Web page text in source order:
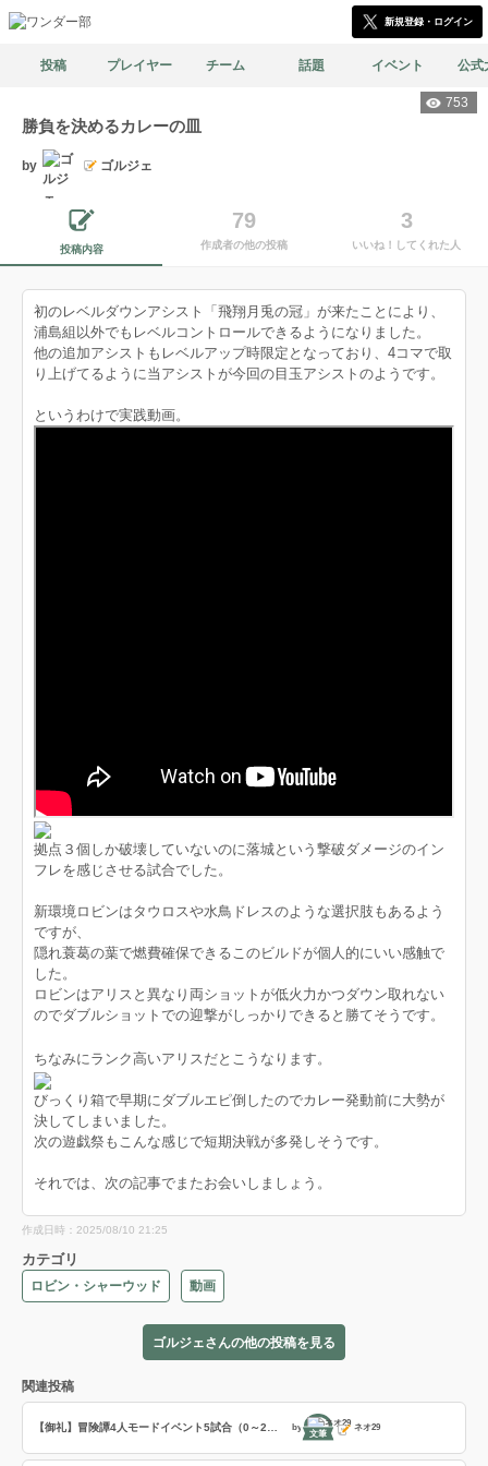
新規登録・ログイン
投稿 プレイヤー チーム 話題 イベント 公式
753
勝負を決めるカレーの皿
by ゴルジェ
投稿内容
79
作成者の他の投稿
3
いいね！してくれた人
初のレベルダウンアシスト「飛翔月兎の冠」が来たことにより、
浦島組以外でもレベルコントロールできるようになりました。
他の追加アシストもレベルアップ時限定となっており、4コマで取
り上げてるように当アシストが今回の目玉アシストのようです。
というわけで実践動画。
拠点３個しか破壊していないのに落城という撃破ダメージのイン
フレを感じさせる試合でした。
新環境ロビンはタウロスや水鳥ドレスのような選択肢もあるよう
ですが、
隠れ蓑葛の葉で燃費確保できるこのビルドが個人的にいい感触で
した。
ロビンはアリスと異なり両ショットが低火力かつダウン取れない
のでダブルショットでの迎撃がしっかりできると勝てそうです。
ちなみにランク高いアリスだとこうなります。
びっくり箱で早期にダブルエピ倒したのでカレー発動前に大勢が
決してしまいました。
次の遊戯祭もこんな感じで短期決戦が多発しそうです。
それでは、次の記事でまたお会いしましょう。
作成日時：2025/08/10 21:25
カテゴリ
ロビン・シャーウッド 動画
ゴルジェさんの他の投稿を見る
関連投稿
by
文筆
ネオ29